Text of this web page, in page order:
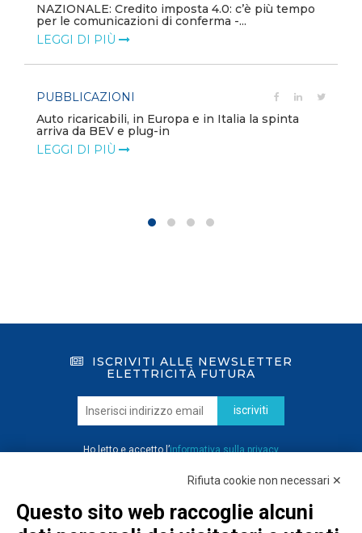
NAZIONALE: Credito imposta 4.0: c’è più tempo
per le comunicazioni di conferma -...
LEGGI DI PIÙ
PUBBLICAZIONI
Auto ricaricabili, in Europa e in Italia la spinta
arriva da BEV e plug-in
LEGGI DI PIÙ
ISCRIVITI ALLE NEWSLETTER
ELETTRICITÀ FUTURA
iscriviti
Ho letto e accetto l’informativa sulla privacy
Rifiuta cookie non necessari ✕
Questo sito web raccoglie alcuni